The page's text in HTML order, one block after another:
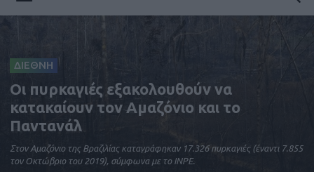
ΔΙΕΘΝΗ
Οι πυρκαγιές εξακολουθούν να
κατακαίουν τον Αμαζόνιο και το
Παντανάλ
Στον Αμαζόνιο της Βραζιλίας καταγράφηκαν 17.326 πυρκαγιές (έναντι 7.855
τον Οκτώβριο του 2019), σύμφωνα με το INPE.